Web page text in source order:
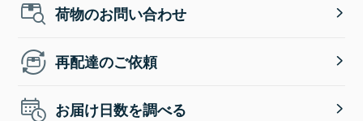
荷物のお問い合わせ
再配達のご依頼
お届け日数を調べる